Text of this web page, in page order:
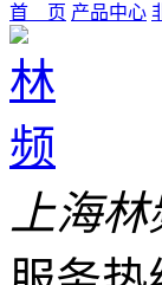
首 页 产品中心
上海